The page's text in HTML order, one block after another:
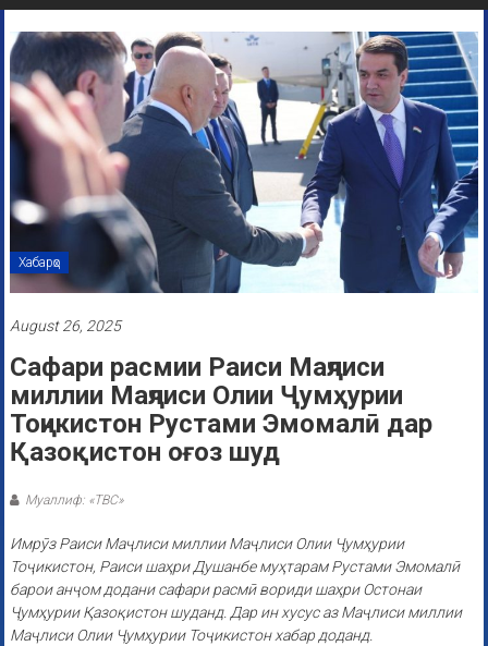
Хабарҳо
August 26, 2025
Сафари расмии Раиси Маҷлиси
миллии Маҷлиси Олии Ҷумҳурии
Тоҷикистон Рустами Эмомалӣ дар
Қазоқистон оғоз шуд
Муаллиф: «ТВС»
Имрӯз Раиси Маҷлиси миллии Маҷлиси Олии Ҷумҳурии
Тоҷикистон, Раиси шаҳри Душанбе муҳтарам Рустами Эмомалӣ
барои анҷом додани сафари расмӣ вориди шаҳри Остонаи
Ҷумҳурии Қазоқистон шуданд. Дар ин хусус аз Маҷлиси миллии
Маҷлиси Олии Ҷумҳурии Тоҷикистон хабар доданд.